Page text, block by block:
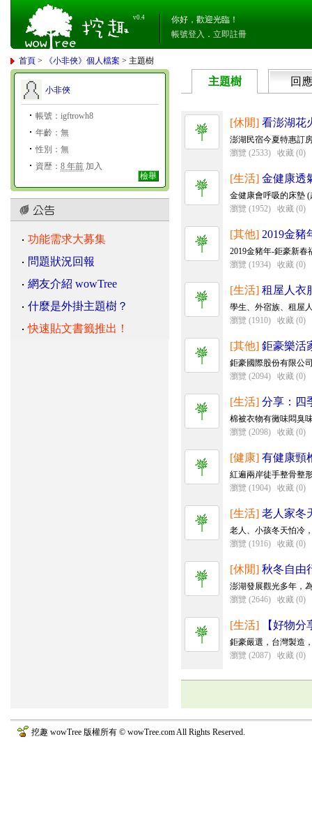
v0.4
你好，歡迎光臨！
帳號登入 ． 立即註冊
首頁 > 《小非俠》個人檔案 > 主題樹
小非俠
帳號：igftrowh8
年齡：無
性別：無
資歷： 8 年前 加入
檢舉
功能需求大募集
問題狀況回報
網友介紹 wowTree
什麼是外掛主題樹？
快速貼文書籤推出！
主題樹 回應
[休閒] 看澎湖花
澎湖民宿今夏特惠訂
瀏覽 (2533)
收藏 (0)
[生活] 金健康透
金健康會呼吸的床墊
瀏覽 (1952)
收藏 (0)
[其他] 2019金豬
2019金豬年-鉅豪新
瀏覽 (1934)
收藏 (0)
[生活] 租屋人衣
學生、外宿族、租屋
瀏覽 (1910)
收藏 (0)
[其他] 鉅豪樂活
鉅豪國際股份有限公
瀏覽 (2094)
收藏 (0)
[生活] 分享：四
棉被衣物有黴味悶臭
瀏覽 (2098)
收藏 (0)
[健康] 有健康頸
紅遍兩岸徒手整骨整
瀏覽 (1904)
收藏 (0)
[生活] 老人家冬
老人、小孩冬天怕冷
瀏覽 (1916)
收藏 (0)
[休閒] 秋冬自由
澎湖發展觀光多年，
瀏覽 (2646)
收藏 (0)
[生活] 【好物
鉅豪嚴選，台灣製造
瀏覽 (2087)
收藏 (0)
挖趣 wowTree 版權所有 © wowTree.com All Rights Reserved.